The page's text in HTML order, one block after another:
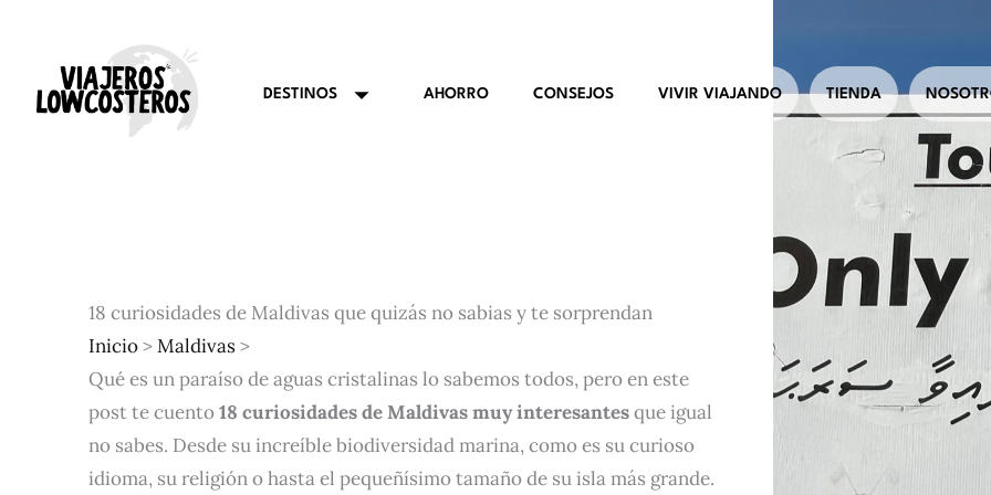
contenido
DESTINOS AHORRO CONSEJOS VIVIR VIAJANDO TIENDA
18 curiosidades de Maldivas que quizás no sabias y te sorprendan
Inicio>Maldivas>
Qué es un paraíso de aguas cristalinas lo sabemos todos, pero en este
post te cuento18 curiosidades de Maldivas muy interesantesque igual
no sabes. Desde su increíble biodiversidad marina, como es su curioso
idioma, su religión o hasta el pequeñísimo tamaño de su isla más grande.